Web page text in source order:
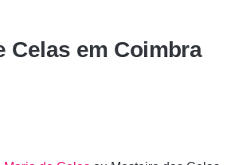
Celas em Coimbra